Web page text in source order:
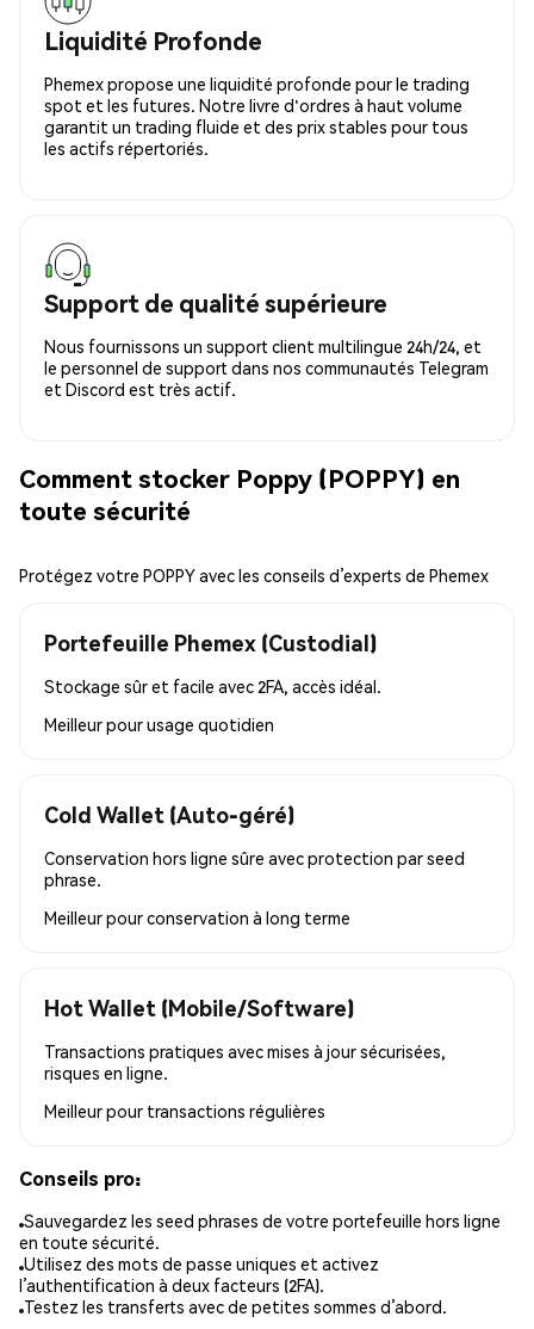
Liquidité Profonde
Phemex propose une liquidité profonde pour le trading
spot et les futures. Notre livre d'ordres à haut volume
garantit un trading fluide et des prix stables pour tous
les actifs répertoriés.
Support de qualité supérieure
Nous fournissons un support client multilingue 24h/24, et
le personnel de support dans nos communautés Telegram
et Discord est très actif.
Comment stocker Poppy (POPPY) en
toute sécurité
Protégez votre POPPY avec les conseils d’experts de Phemex
Portefeuille Phemex (Custodial)
Stockage sûr et facile avec 2FA, accès idéal.
Meilleur pourusage quotidien
Cold Wallet (Auto-géré)
Conservation hors ligne sûre avec protection par seed
phrase.
Meilleur pourconservation à long terme
Hot Wallet (Mobile/Software)
Transactions pratiques avec mises à jour sécurisées,
risques en ligne.
Meilleur pour transactions régulières
Conseils pro:
Sauvegardez les seed phrases de votre portefeuille hors ligne
en toute sécurité.
Utilisez des mots de passe uniques et activez
l’authentification à deux facteurs (2FA).
Testez les transferts avec de petites sommes d’abord.